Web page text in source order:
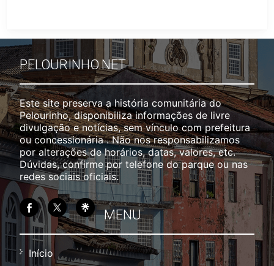
PELOURINHO.NET
Este site preserva a história comunitária do
Pelourinho, disponibiliza informações de livre
divulgação e notícias, sem vínculo com prefeitura
ou concessionária . Não nos responsabilizamos
por alterações de horários, datas, valores, etc.
Dúvidas, confirme por telefone do parque ou nas
redes sociais oficiais.
MENU
Início